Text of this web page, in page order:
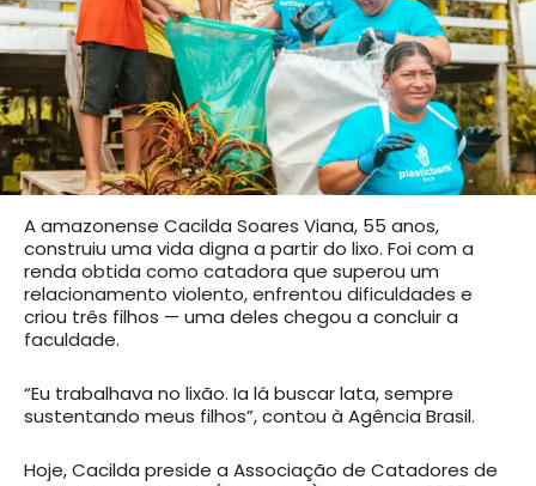
A amazonense Cacilda Soares Viana, 55 anos,
construiu uma vida digna a partir do lixo. Foi com a
renda obtida como catadora que superou um
relacionamento violento, enfrentou dificuldades e
criou três filhos — uma deles chegou a concluir a
faculdade.
“Eu trabalhava no lixão. Ia lá buscar lata, sempre
sustentando meus filhos”, contou à Agência Brasil.
Hoje, Cacilda preside a Associação de Catadores de